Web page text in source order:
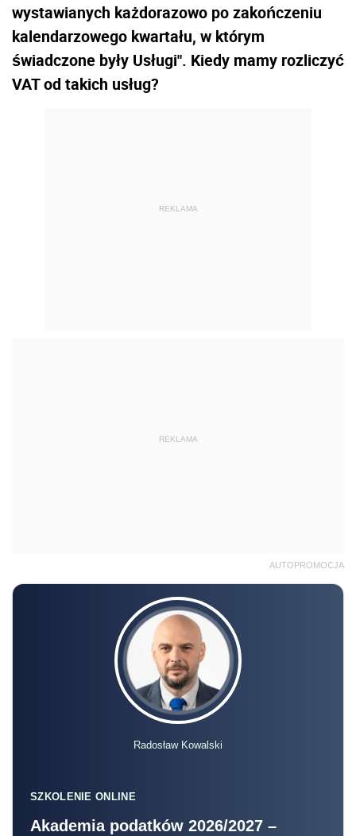
wystawianych każdorazowo po zakończeniu
kalendarzowego kwartału, w którym
świadczone były Usługi". Kiedy mamy rozliczyć
VAT od takich usług?
REKLAMA
REKLAMA
AUTOPROMOCJA
Radosław Kowalski
SZKOLENIE ONLINE
Akademia podatków 2026/2027 –